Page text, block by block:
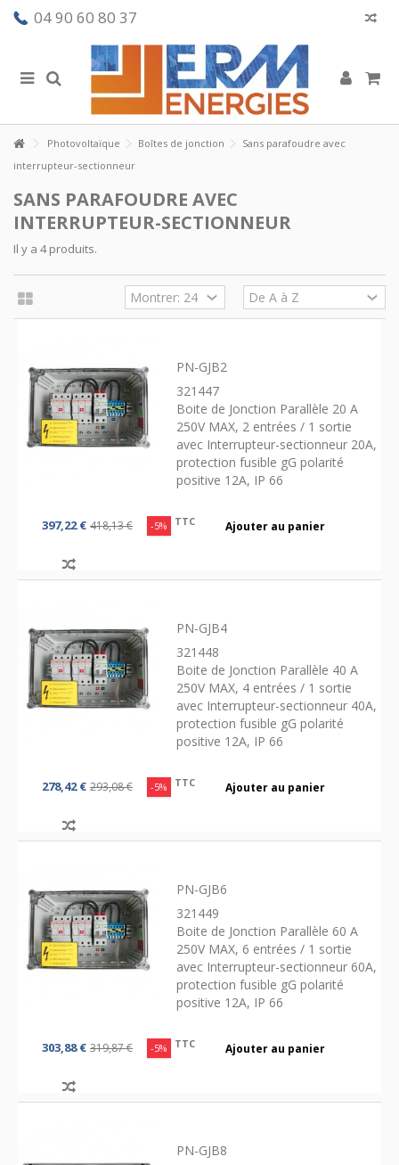
04 90 60 80 37
Photovoltaïque Boîtes de jonction
Sans parafoudre avec
interrupteur-sectionneur
SANS PARAFOUDRE AVEC
INTERRUPTEUR-SECTIONNEUR
Il y a 4 produits.
PN-GJB2
321447
Boite de Jonction Parallèle 20 A
250V MAX, 2 entrées / 1 sortie
avec Interrupteur-sectionneur 20A,
protection fusible gG polarité
positive 12A, IP 66
397,22 € 418,13 € -5% TTC Ajouter au panier
PN-GJB4
321448
Boite de Jonction Parallèle 40 A
250V MAX, 4 entrées / 1 sortie
avec Interrupteur-sectionneur 40A,
protection fusible gG polarité
positive 12A, IP 66
278,42 € 293,08 € -5% TTC Ajouter au panier
PN-GJB6
321449
Boite de Jonction Parallèle 60 A
250V MAX, 6 entrées / 1 sortie
avec Interrupteur-sectionneur 60A,
protection fusible gG polarité
positive 12A, IP 66
303,88 € 319,87 € -5% TTC Ajouter au panier
PN-GJB8